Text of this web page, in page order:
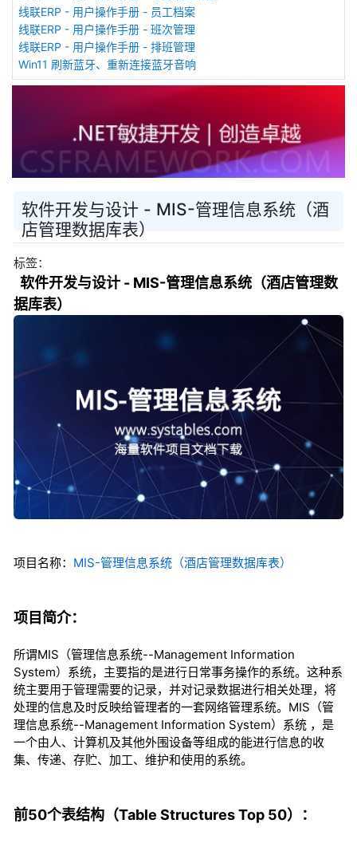
线联ERP - 用户操作手册 - 员工档案
线联ERP - 用户操作手册 - 班次管理
线联ERP - 用户操作手册 - 排班管理
Win11 刷新蓝牙、重新连接蓝牙音响
软件开发与设计 - MIS-管理信息系统（酒
店管理数据库表）
标签：
软件开发与设计 - MIS-管理信息系统（酒店管理数
据库表）
项目名称： MIS-管理信息系统（酒店管理数据库表）
项目简介：
所谓MIS（管理信息系统--Management Information
System）系统，主要指的是进行日常事务操作的系统。这种系
统主要用于管理需要的记录，并对记录数据进行相关处理，将
处理的信息及时反映给管理者的一套网络管理系统。MIS（管
理信息系统--Management Information System）系统 ，是
一个由人、计算机及其他外围设备等组成的能进行信息的收
集、传递、存贮、加工、维护和使用的系统。
前50个表结构（Table Structures Top 50）：